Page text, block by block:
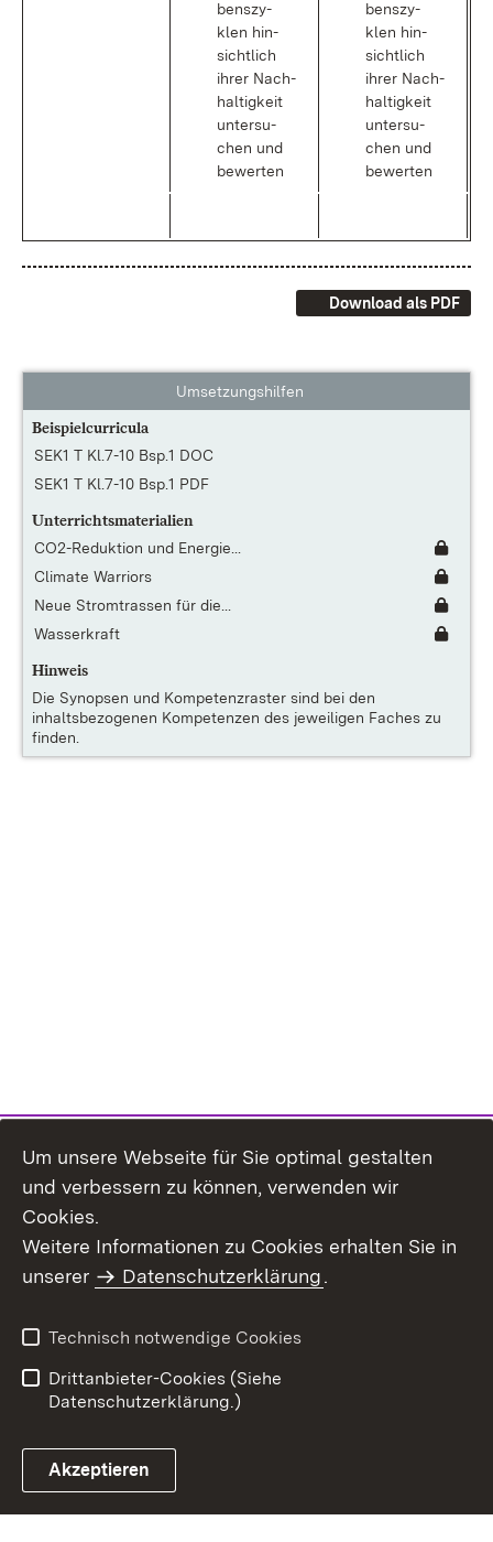
bens­zy­
klen hin­
sicht­lich
ih­rer Nach­
hal­tig­keit
un­ter­su­
chen und
be­wer­ten
bens­zy­
klen hin­
sicht­lich
ih­rer Nach­
hal­tig­keit
un­ter­su­
chen und
be­wer­ten
Download als PDF
Umsetzungshilfen
Beispielcurricula
SEK1 T Kl.7-10 Bsp.1 DOC
SEK1 T Kl.7-10 Bsp.1 PDF
Unterrichtsmaterialien
CO2-Reduktion und Energie...
Climate Warriors
Neue Stromtrassen für die...
Wasserkraft
Hinweis
Die Synopsen und Kompetenzraster sind bei den
inhaltsbezogenen Kompetenzen des jeweiligen Faches zu
finden.
Um unsere Webseite für Sie optimal gestalten
und verbessern zu können, verwenden wir
Cookies.
Weitere Informationen zu Cookies erhalten Sie in
unserer
Datenschutzerklärung.
Technisch notwendige Cookies
Drittanbieter-Cookies (Siehe
Datenschutzerklärung.)
Akzeptieren